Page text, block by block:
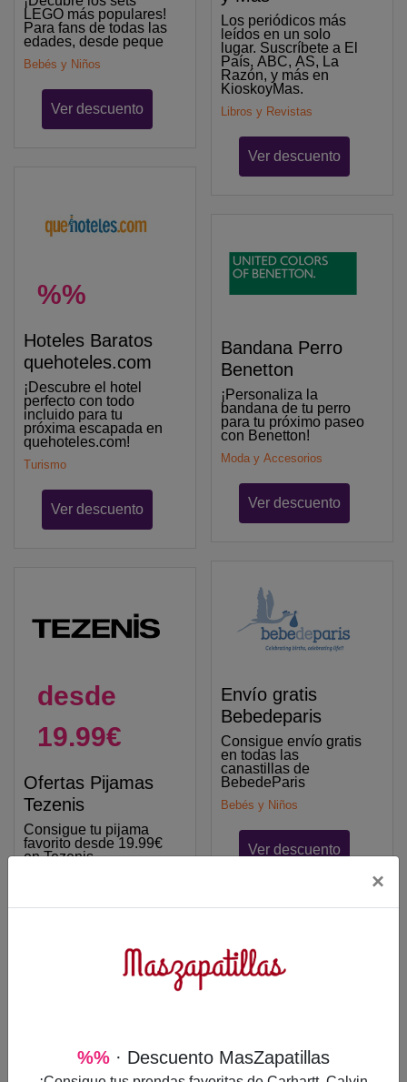
LEGO más populares!
Para fans de todas las
edades, desde peque
Bebés y Niños
Ver descuento
%%
Hoteles Baratos
quehoteles.com
¡Descubre el hotel
perfecto con todo
incluido para tu
próxima escapada en
quehoteles.com!
Turismo
Ver descuento
desde
19.99€
Ofertas Pijamas
Tezenis
Consigue tu pijama
favorito desde 19.99€
en Tezenis
×
%% · Descuento MasZapatillas
Los periódicos más
leídos en un solo
lugar. Suscríbete a El
País, ABC, AS, La
Razón, y más en
KioskoyMas.
Libros y Revistas
Ver descuento
Bandana Perro
Benetton
¡Personaliza la
bandana de tu perro
para tu próximo paseo
con Benetton!
Moda y Accesorios
Ver descuento
Envío gratis
Bebedeparis
Consigue envío gratis
en todas las
canastillas de
BebedeParis
Bebés y Niños
Ver descuento